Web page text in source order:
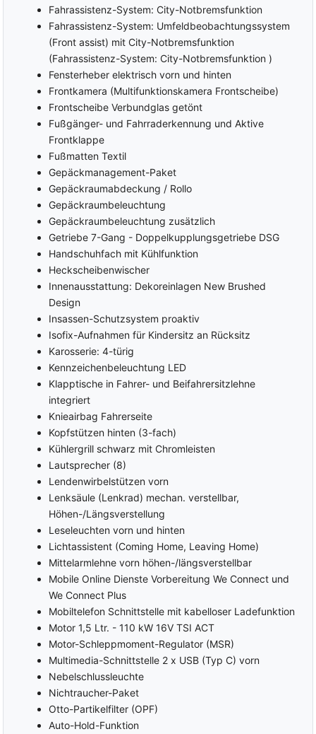
Fahrassistenz-System: City-Notbremsfunktion
Fahrassistenz-System: Umfeldbeobachtungssystem
(Front assist) mit City-Notbremsfunktion
(Fahrassistenz-System: City-Notbremsfunktion )
Fensterheber elektrisch vorn und hinten
Frontkamera (Multifunktionskamera Frontscheibe)
Frontscheibe Verbundglas getönt
Fußgänger- und Fahrraderkennung und Aktive
Frontklappe
Fußmatten Textil
Gepäckmanagement-Paket
Gepäckraumabdeckung / Rollo
Gepäckraumbeleuchtung
Gepäckraumbeleuchtung zusätzlich
Getriebe 7-Gang - Doppelkupplungsgetriebe DSG
Handschuhfach mit Kühlfunktion
Heckscheibenwischer
Innenausstattung: Dekoreinlagen New Brushed
Design
Insassen-Schutzsystem proaktiv
Isofix-Aufnahmen für Kindersitz an Rücksitz
Karosserie: 4-türig
Kennzeichenbeleuchtung LED
Klapptische in Fahrer- und Beifahrersitzlehne
integriert
Knieairbag Fahrerseite
Kopfstützen hinten (3-fach)
Kühlergrill schwarz mit Chromleisten
Lautsprecher (8)
Lendenwirbelstützen vorn
Lenksäule (Lenkrad) mechan. verstellbar,
Höhen-/Längsverstellung
Leseleuchten vorn und hinten
Lichtassistent (Coming Home, Leaving Home)
Mittelarmlehne vorn höhen-/längsverstellbar
Mobile Online Dienste Vorbereitung We Connect und
We Connect Plus
Mobiltelefon Schnittstelle mit kabelloser Ladefunktion
Motor 1,5 Ltr. - 110 kW 16V TSI ACT
Motor-Schleppmoment-Regulator (MSR)
Multimedia-Schnittstelle 2 x USB (Typ C) vorn
Nebelschlussleuchte
Nichtraucher-Paket
Otto-Partikelfilter (OPF)
Auto-Hold-Funktion